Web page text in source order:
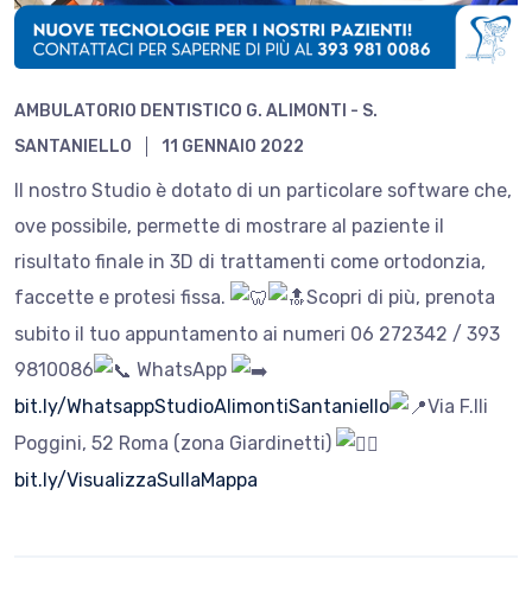
AMBULATORIO DENTISTICO G. ALIMONTI - S.
SANTANIELLO
11 GENNAIO 2022
Il nostro Studio è dotato di un particolare software che,
ove possibile, permette di mostrare al paziente il
risultato finale in 3D di trattamenti come ortodonzia,
faccette e protesi fissa.​
Scopri di più, prenota
subito il tuo appuntamento ai numeri 06 272342 / 393
9810086
​WhatsApp
bit.ly/WhatsappStudioAlimontiSantaniello
Via F.lli
Poggini, 52 Roma (zona Giardinetti)
bit.ly/VisualizzaSullaMappa